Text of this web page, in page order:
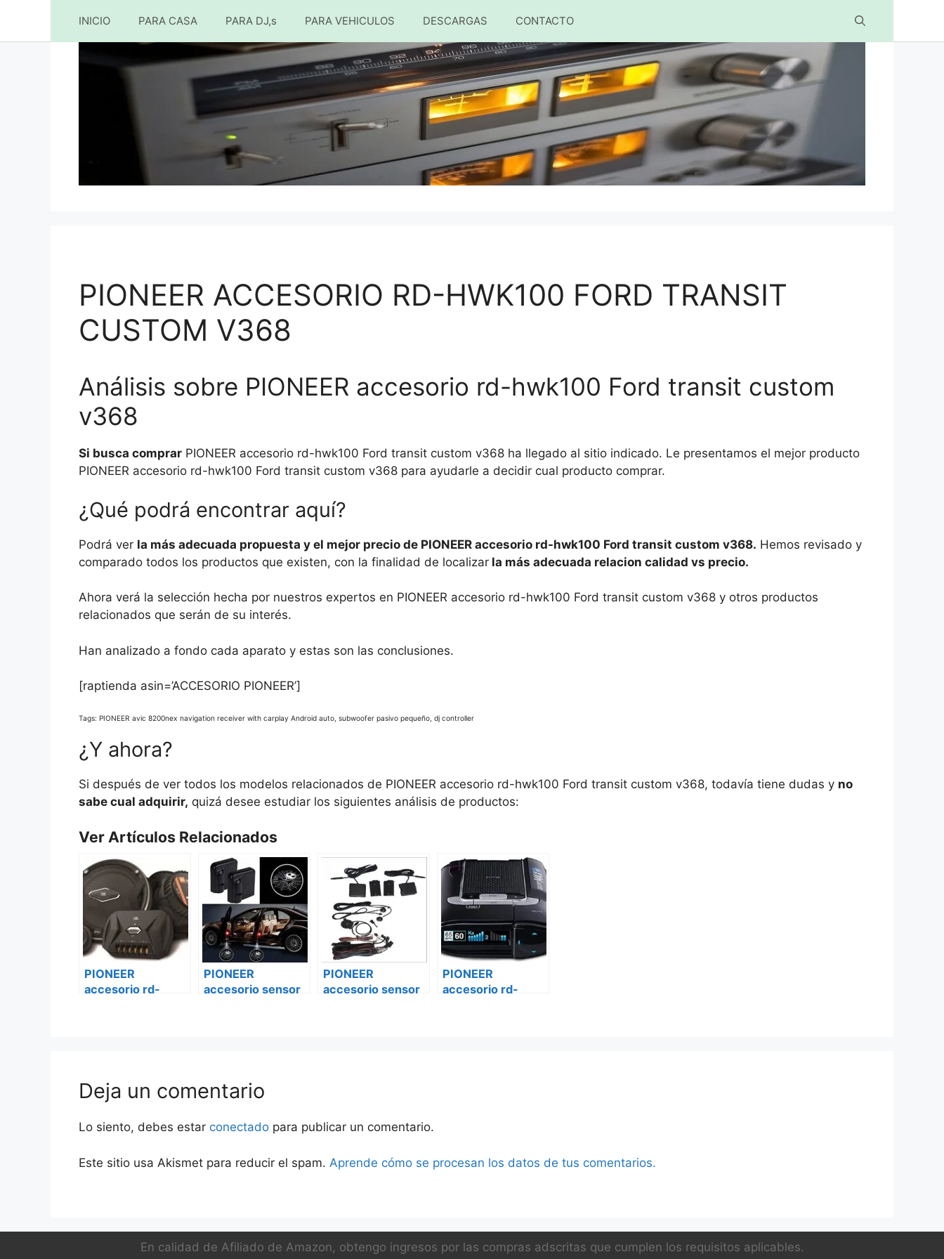
al
INICIO PARA CASA PARA DJ,s PARA VEHICULOS DESCARGAS CONTACTO
PIONEER ACCESORIO RD-HWK100 FORD TRANSIT
CUSTOM V368
Análisis sobre PIONEER accesorio rd-hwk100 Ford transit custom
v368
Si busca comprar PIONEER accesorio rd-hwk100 Ford transit custom v368 ha llegado al sitio indicado. Le presentamos el mejor producto
PIONEER accesorio rd-hwk100 Ford transit custom v368 para ayudarle a decidir cual producto comprar.
¿Qué podrá encontrar aquí?
Podrá ver la más adecuada propuesta y el mejor precio de PIONEER accesorio rd-hwk100 Ford transit custom v368. Hemos revisado y
comparado todos los productos que existen, con la finalidad de localizar la más adecuada relacion calidad vs precio.
Ahora verá la selección hecha por nuestros expertos en PIONEER accesorio rd-hwk100 Ford transit custom v368 y otros productos
relacionados que serán de su interés.
Han analizado a fondo cada aparato y estas son las conclusiones.
[raptienda asin=’ACCESORIO PIONEER’]
Tags: PIONEER avic 8200nex navigation receiver with carplay Android auto, subwoofer pasivo pequeño, dj controller
¿Y ahora?
Si después de ver todos los modelos relacionados de PIONEER accesorio rd-hwk100 Ford transit custom v368, todavía tiene dudas y no
sabe cual adquirir, quizá desee estudiar los siguientes análisis de productos:
Ver Artículos Relacionados
PIONEER
accesorio rd-
PIONEER
accesorio sensor
PIONEER
accesorio sensor
PIONEER
accesorio rd-
Deja un comentario
Lo siento, debes estar conectado para publicar un comentario.
Este sitio usa Akismet para reducir el spam. Aprende cómo se procesan los datos de tus comentarios.
En calidad de Afiliado de Amazon, obtengo ingresos por las compras adscritas que cumplen los requisitos aplicables.